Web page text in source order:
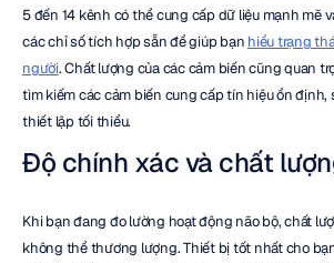
5 đến 14 kênh có thể cung cấp dữ liệu mạnh mẽ
các chỉ số tích hợp sẵn để giúp bạn hiểu trạng
người. Chất lượng của các cảm biến cũng quan
tìm kiếm các cảm biến cung cấp tín hiệu ổn định,
thiết lập tối thiểu.
Độ chính xác và chất
Khi bạn đang đo lường hoạt động não bộ, chất
không thể thương lượng. Thiết bị tốt nhất cho